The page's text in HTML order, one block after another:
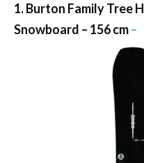
1. Burton Family Tree
Snowboard – 156 cm–